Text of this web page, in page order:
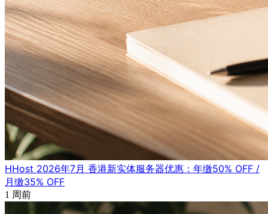
HHost 2026年7月 香港新实体服务器优惠：年缴50% OFF /
月缴35% OFF
1 周前